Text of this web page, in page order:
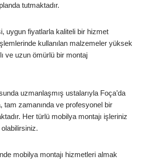
tutmaktadır.
uygun fiyatlarla kaliteli bir hizmet
kullanılan malzemeler yüksek
ve uzun ömürlü bir montaj
uzmanlaşmış ustalarıyla Foça’da
tam zamanında ve profesyonel bir
Her türlü mobilya montajı işleriniz
mobilya montajı hizmetleri almak